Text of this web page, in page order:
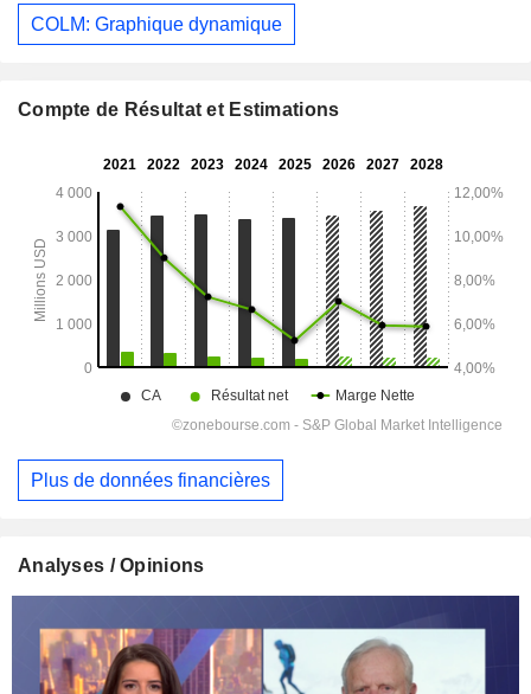
COLM: Graphique dynamique
Compte de Résultat et Estimations
Plus de données financières
Analyses / Opinions